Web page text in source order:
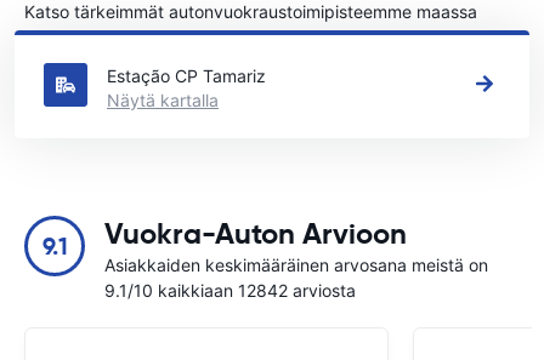
Katso tärkeimmät autonvuokraustoimipisteemme maassa
Estoril
Estação CP Tamariz
Näytä kartalla
9.1 Vuokra-Auton Arvioon
Asiakkaiden keskimääräinen arvosana meistä on
9.1/10 kaikkiaan 12842 arviosta